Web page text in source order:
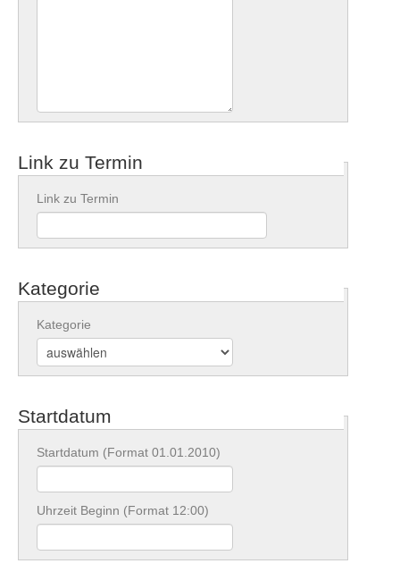
Link zu Termin
Link zu Termin
Kategorie
Kategorie
Startdatum
Startdatum (Format 01.01.2010)
Uhrzeit Beginn (Format 12:00)